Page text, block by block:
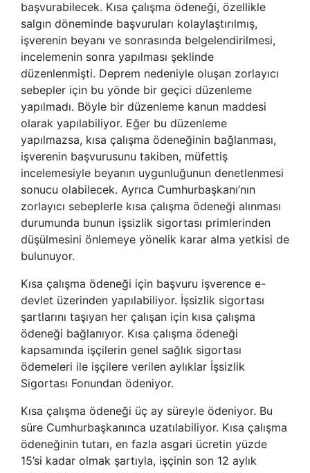
başvurabilecek. Kısa çalışma ödeneği, özellikle
salgın döneminde başvuruları kolaylaştırılmış,
işverenin beyanı ve sonrasında belgelendirilmesi,
incelemenin sonra yapılması şeklinde
düzenlenmişti. Deprem nedeniyle oluşan zorlayıcı
sebepler için bu yönde bir geçici düzenleme
yapılmadı. Böyle bir düzenleme kanun maddesi
olarak yapılabiliyor. Eğer bu düzenleme
yapılmazsa, kısa çalışma ödeneğinin bağlanması,
işverenin başvurusunu takiben, müfettiş
incelemesiyle beyanın uygunluğunun denetlenmesi
sonucu olabilecek. Ayrıca Cumhurbaşkanı’nın
zorlayıcı sebeplerle kısa çalışma ödeneği alınması
durumunda bunun işsizlik sigortası primlerinden
düşülmesini önlemeye yönelik karar alma yetkisi de
bulunuyor.
Kısa çalışma ödeneği için başvuru işverence e-
devlet üzerinden yapılabiliyor. İşsizlik sigortası
şartlarını taşıyan her çalışan için kısa çalışma
ödeneği bağlanıyor. Kısa çalışma ödeneği
kapsamında işçilerin genel sağlık sigortası
ödemeleri ile işçilere verilen aylıklar İşsizlik
Sigortası Fonundan ödeniyor.
Kısa çalışma ödeneği üç ay süreyle ödeniyor. Bu
süre Cumhurbaşkanınca uzatılabiliyor. Kısa çalışma
ödeneğinin tutarı, en fazla asgari ücretin yüzde
15’si kadar olmak şartıyla, işçinin son 12 aylık